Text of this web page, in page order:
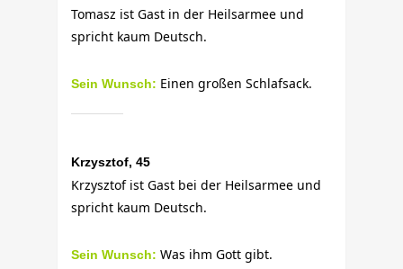
Tomasz ist Gast in der Heilsarmee und
spricht kaum Deutsch.
Sein Wunsch: Einen großen Schlafsack.
Krzysztof, 45
Krzysztof ist Gast bei der Heilsarmee und
spricht kaum Deutsch.
Sein Wunsch: Was ihm Gott gibt.